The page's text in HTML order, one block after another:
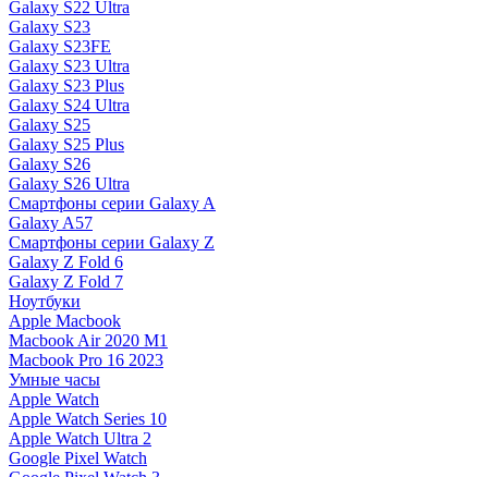
Galaxy S22 Ultra
Galaxy S23
Galaxy S23FE
Galaxy S23 Ultra
Galaxy S23 Plus
Galaxy S24 Ultra
Galaxy S25
Galaxy S25 Plus
Galaxy S26
Galaxy S26 Ultra
Смартфоны серии Galaxy A
Galaxy A57
Смартфоны серии Galaxy Z
Galaxy Z Fold 6
Galaxy Z Fold 7
Ноутбуки
Apple Macbook
Macbook Air 2020 M1
Macbook Pro 16 2023
Умные часы
Apple Watch
Apple Watch Series 10
Apple Watch Ultra 2
Google Pixel Watch